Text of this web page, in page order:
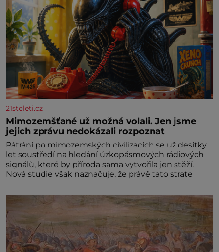
21stoleti.cz
Mimozemšťané už možná volali. Jen jsme
jejich zprávu nedokázali rozpoznat
Pátrání po mimozemských civilizacích se už desítky
let soustředí na hledání úzkopásmových rádiových
signálů, které by příroda sama vytvořila jen stěží.
Nová studie však naznačuje, že právě tato strate